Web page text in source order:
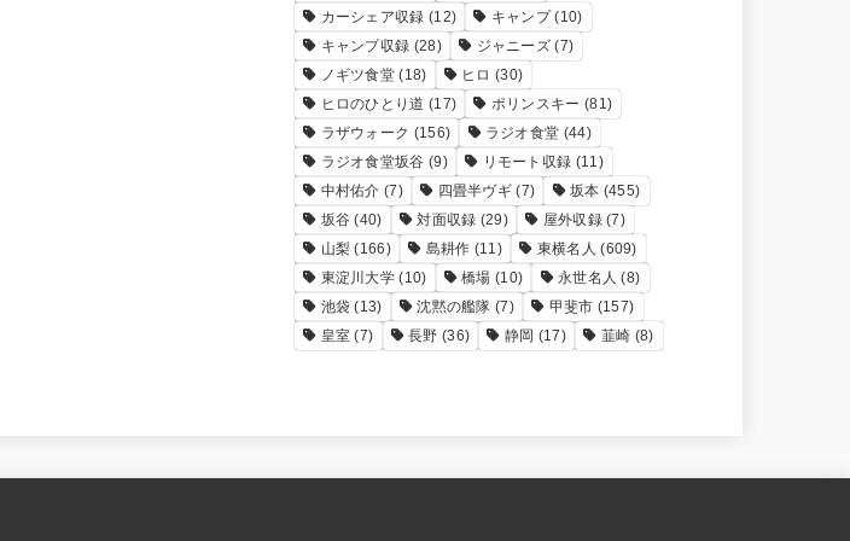
カーシェア収録 (12) キャンプ(10)
キャンプ収録 (28) ジャニーズ (7)
ノギツ食堂 (18) ヒロ (30)
ヒロのひとり道 (17) ポリンスキー (81)
ラザウォーク (156) ラジオ食堂 (44)
ラジオ食堂坂谷 (9) リモート収録 (11)
中村佑介 (7) 四畳半ヴギ (7) 坂本 (455)
坂谷 (40) 対面収録 (29) 屋外収録(7)
山梨 (166) 島耕作 (11) 東横名人 (609)
東淀川大学 (10) 橋場 (10) 永世名人 (8)
池袋 (13) 沈黙の艦隊 (7) 甲斐市 (157)
皇室 (7) 長野 (36) 静岡 (17) 韮崎 (8)